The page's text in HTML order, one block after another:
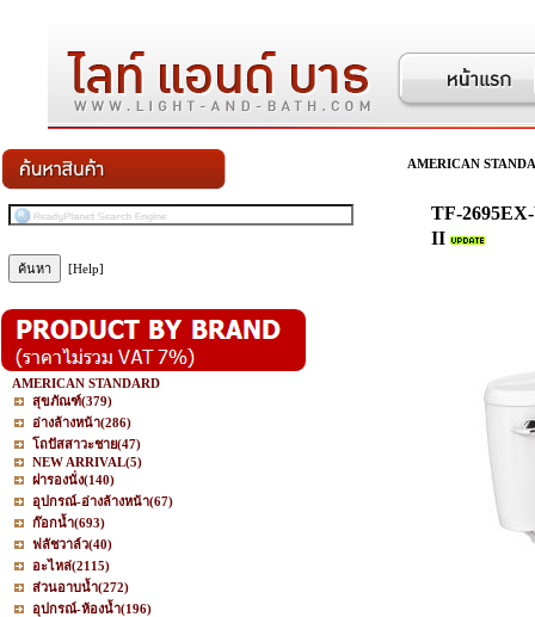
[Help]
AMERICAN STANDARD
สุขภัณฑ์(379)
อ่างล้างหน้า(286)
โถปัสสาวะชาย(47)
NEW ARRIVAL(5)
ฝารองนั่ง(140)
อุปกรณ์-อ่างล้างหน้า(67)
ก๊อกน้ำ(693)
ฟลัชวาล์ว(40)
อะไหล่(2115)
ส่วนอาบน้ำ(272)
อุปกรณ์-ห้องน้ำ(196)
AMERICAN
TF-
II